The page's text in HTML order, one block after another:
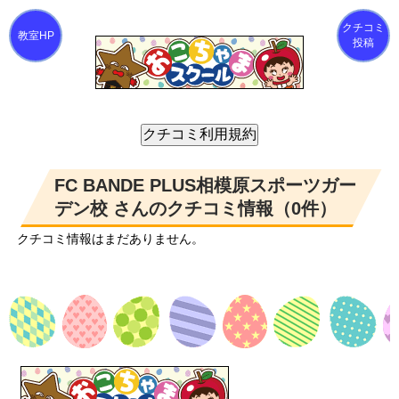
クチコミ
投稿
FC BANDE PLUS相模原スポーツガー
デン校 さんのクチコミ情報（0件）
クチコミ情報はまだありません。